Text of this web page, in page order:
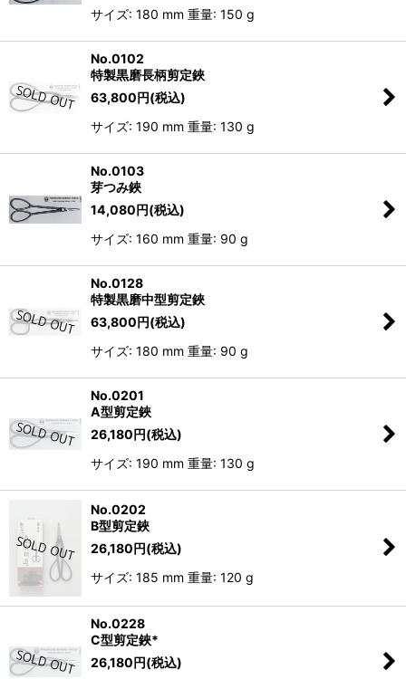
サイズ: 180 mm 重量: 150 g
No.0102
特製黒磨長柄剪定鋏
63,800円(税込)
サイズ: 190 mm 重量: 130 g
No.0103
芽つみ鋏
14,080円(税込)
サイズ: 160 mm 重量: 90 g
No.0128
特製黒磨中型剪定鋏
63,800円(税込)
サイズ: 180 mm 重量: 90 g
No.0201
A型剪定鋏
26,180円(税込)
サイズ: 190 mm 重量: 130 g
No.0202
B型剪定鋏
26,180円(税込)
サイズ: 185 mm 重量: 120 g
No.0228
C型剪定鋏*
26,180円(税込)